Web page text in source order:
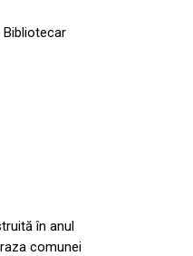
Bibliotecar
în anul
comunei